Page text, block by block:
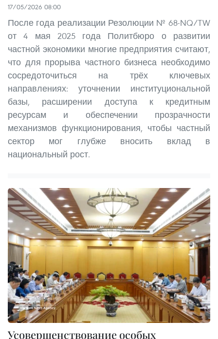
17/05/2026 08:00
После года реализации Резолюции № 68-NQ/TW
от 4 мая 2025 года Политбюро о развитии
частной экономики многие предприятия считают,
что для прорыва частного бизнеса необходимо
сосредоточиться на трёх ключевых
направлениях: уточнении институциональной
базы, расширении доступа к кредитным
ресурсам и обеспечении прозрачности
механизмов функционирования, чтобы частный
сектор мог глубже вносить вклад в
национальный рост.
Усовершенствование особых